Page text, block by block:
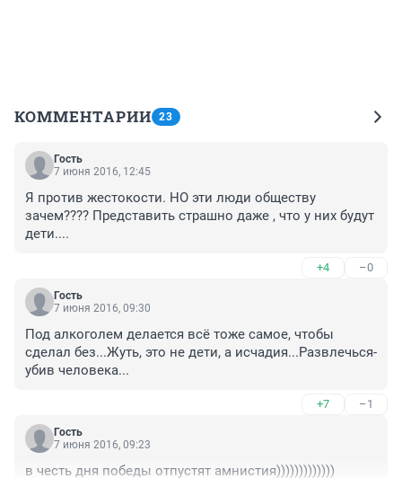
КОММЕНТАРИИ 23
Гость
7 июня 2016, 12:45
Я против жестокости. НО эти люди обществу
зачем???? Представить страшно даже , что у них будут
дети....
+4 –0
Гость
7 июня 2016, 09:30
Под алкоголем делается всё тоже самое, чтобы
сделал без...Жуть, это не дети, а исчадия...Развлечься-
убив человека...
+7 –1
Гость
7 июня 2016, 09:23
в честь дня победы отпустят амнистия)))))))))))))